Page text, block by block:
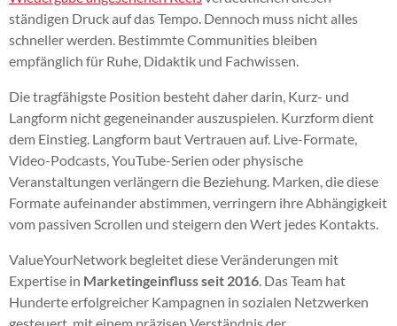
ständigen Druck auf das Tempo. Dennoch muss nicht alles
schneller werden. Bestimmte Communities bleiben
empfänglich für Ruhe, Didaktik und Fachwissen.
Die tragfähigste Position besteht daher darin, Kurz- und
Langform nicht gegeneinander auszuspielen. Kurzform dient
dem Einstieg. Langform baut Vertrauen auf. Live-Formate,
Video-Podcasts, YouTube-Serien oder physische
Veranstaltungen verlängern die Beziehung. Marken, die diese
Formate aufeinander abstimmen, verringern ihre Abhängigkeit
vom passiven Scrollen und steigern den Wert jedes Kontakts.
ValueYourNetwork begleitet diese Veränderungen mit
Expertise in Marketingeinfluss seit 2016 . Das Team hat
Hunderte erfolgreicher Kampagnen in sozialen Netzwerken
gesteuert, mit einem präzisen Verständnis der